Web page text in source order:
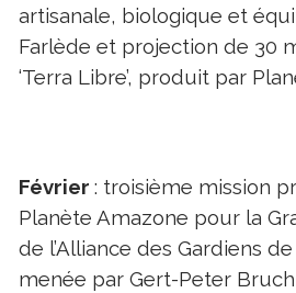
artisanale, biologique et
Farlède et projection de 30
‘Terra Libre’, produit par
Février : troisième mission
Planète Amazone pour la
de l’Alliance des Gardiens
menée par Gert-Peter